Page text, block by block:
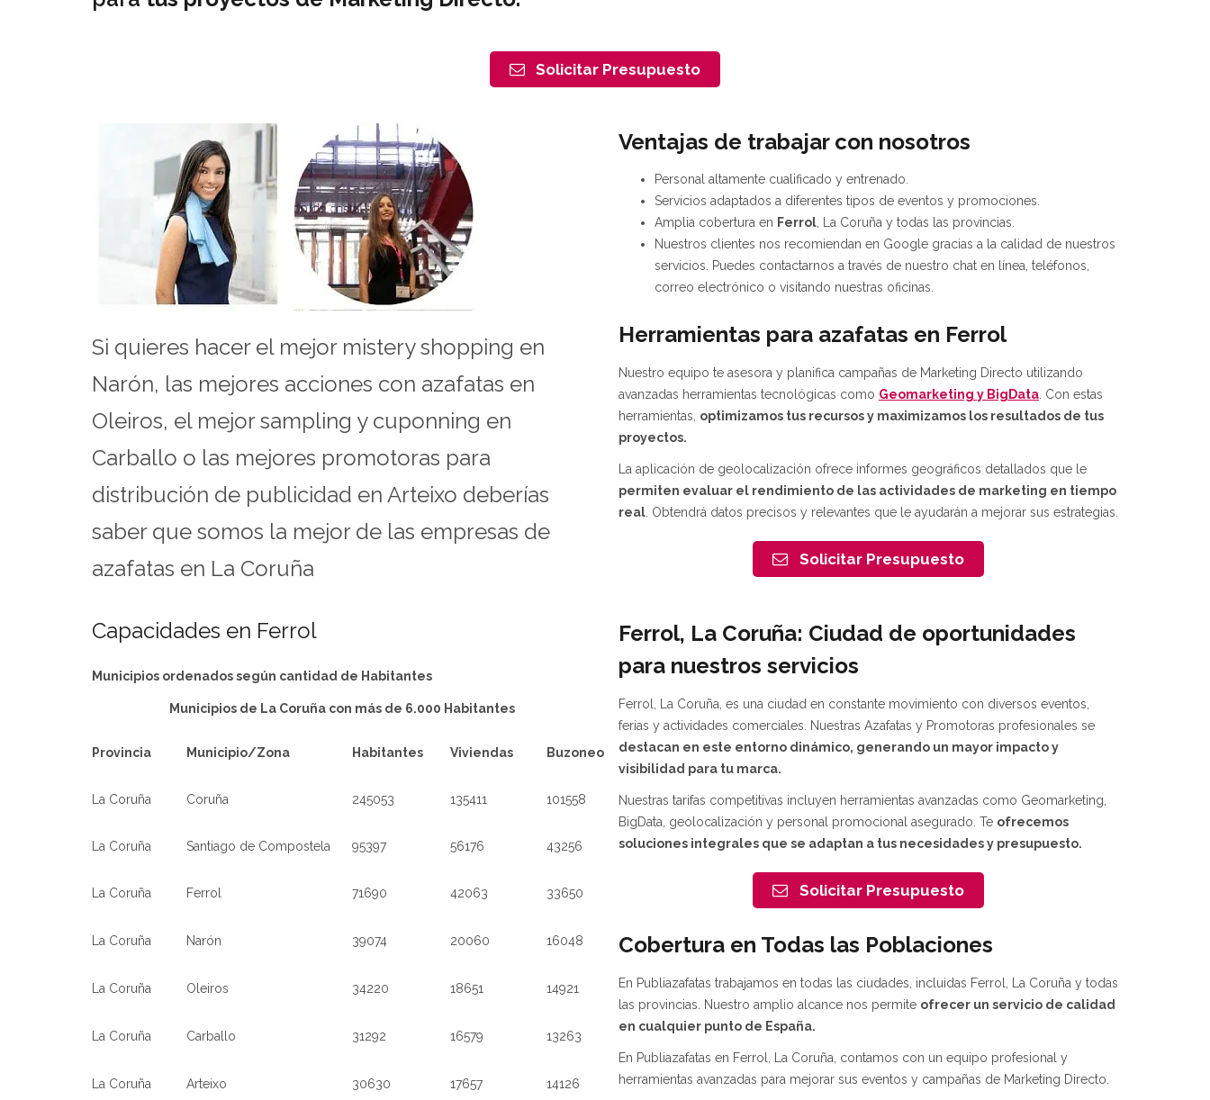
Solicitar Presupuesto
Si quieres hacer el mejor mistery shopping en
Narón, las mejores acciones con azafatas en
Oleiros, el mejor sampling y cuponning en
Carballo o las mejores promotoras para
distribución de publicidad en Arteixo deberías
saber que somos la mejor de las empresas de
azafatas en La Coruña
Ventajas de trabajar con nosotros
Personal altamente cualificado y entrenado.
Servicios adaptados a diferentes tipos de eventos y promociones.
Amplia cobertura en Ferrol , La Coruña y todas las provincias.
Nuestros clientes nos recomiendan en Google gracias a la calidad de nuestros
servicios. Puedes contactarnos a través de nuestro chat en línea, teléfonos,
correo electrónico o visitando nuestras oficinas.
Herramientas para azafatas en Ferrol
Nuestro equipo te asesora y planifica campañas de Marketing Directo utilizando
avanzadas herramientas tecnológicas como Geomarketing y BigData . Con estas
herramientas, optimizamos tus recursos y maximizamos los resultados de tus
proyectos.
La aplicación de geolocalización ofrece informes geográficos detallados que le
permiten evaluar el rendimiento de las actividades de marketing en tiempo
real . Obtendrá datos precisos y relevantes que le ayudarán a mejorar sus estrategias.
Solicitar Presupuesto
Capacidades en Ferrol
Municipios ordenados según cantidad de Habitantes
Municipios de La Coruña con más de 6.000 Habitantes
Provincia Municipio/Zona Habitantes Viviendas Buzoneo
La Coruña Coruña 245053 135411 101558
La Coruña Santiago de Compostela 95397 56176 43256
La Coruña Ferrol 71690 42063 33650
La Coruña Narón 39074 20060 16048
La Coruña Oleiros 34220 18651 14921
La Coruña Carballo 31292 16579 13263
La Coruña Arteixo 30630 17657 14126
Ferrol, La Coruña: Ciudad de oportunidades
para nuestros servicios
Ferrol, La Coruña, es una ciudad en constante movimiento con diversos eventos,
ferias y actividades comerciales. Nuestras Azafatas y Promotoras profesionales se
destacan en este entorno dinámico, generando un mayor impacto y
visibilidad para tu marca.
Nuestras tarifas competitivas incluyen herramientas avanzadas como Geomarketing,
BigData, geolocalización y personal promocional asegurado. Te ofrecemos
soluciones integrales que se adaptan a tus necesidades y presupuesto.
Solicitar Presupuesto
Cobertura en Todas las Poblaciones
En Publiazafatas trabajamos en todas las ciudades, incluidas Ferrol, La Coruña y todas
las provincias. Nuestro amplio alcance nos permite ofrecer un servicio de calidad
en cualquier punto de España.
En Publiazafatas en Ferrol, La Coruña, contamos con un equipo profesional y
herramientas avanzadas para mejorar sus eventos y campañas de Marketing Directo.